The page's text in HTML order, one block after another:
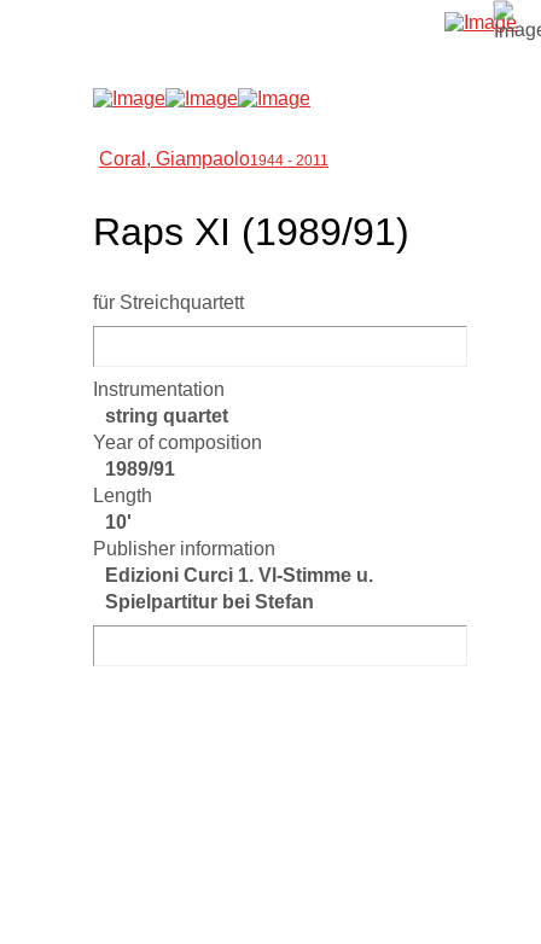
Coral, Giampaolo1944 - 2011
Raps XI (1989/91)
für Streichquartett
Instrumentation
string quartet
Year of composition
1989/91
Length
10'
Publisher information
Edizioni Curci 1. Vl-Stimme u.
Spielpartitur bei Stefan